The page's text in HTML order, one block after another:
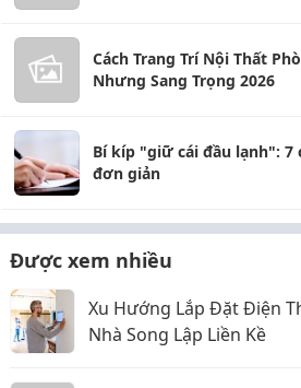
Cách Trang Trí Nội Thất
Nhưng Sang Trọng 2026
Bí kíp "giữ cái đầu lạnh":
đơn giản
Được xem nhiều
Xu Hướng Lắp Đặt Điện
Nhà Song Lập Liền Kề